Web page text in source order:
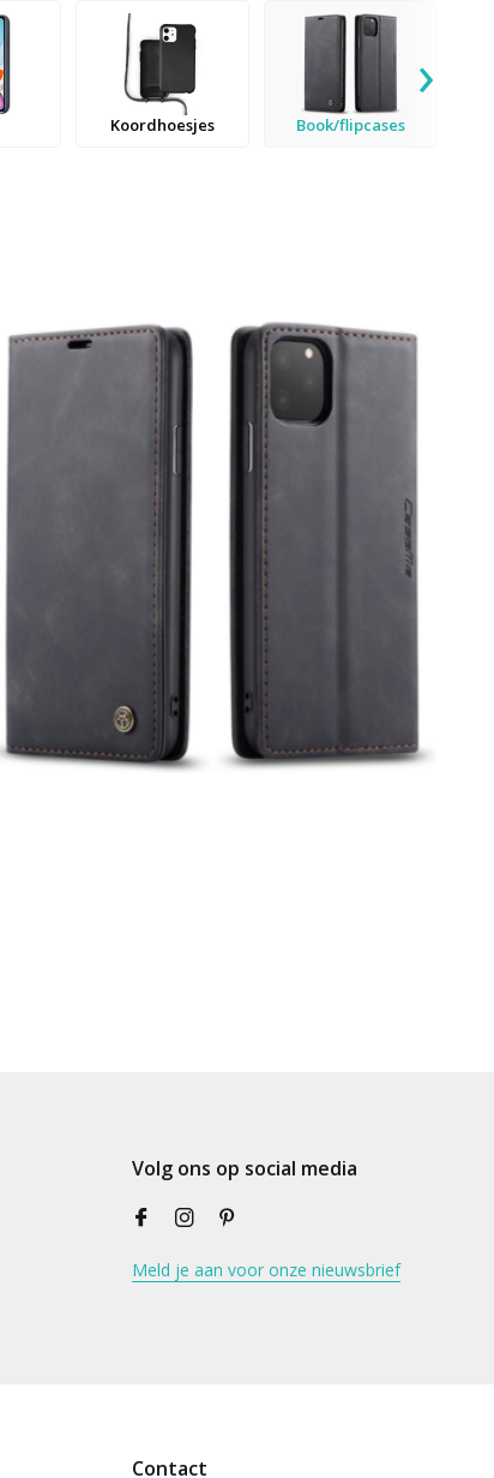
Koordhoesjes Book/flipcases
›
Volg ons op social media
Meld je aan voor onze nieuwsbrief
Contact